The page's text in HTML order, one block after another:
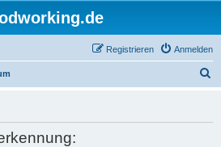
Anmelden
Registrieren